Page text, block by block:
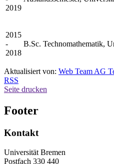
2019
2015
-
2018
B.Sc. Technomathematik,
Aktualisiert von: Web Team AG
RSS
Seite drucken
Footer
Kontakt
Universität Bremen
Postfach 330 440